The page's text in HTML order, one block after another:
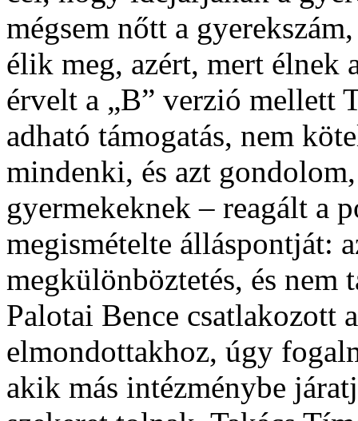
mégsem nőtt a
élik meg, azért, mert élnek
érvelt a „B” verzió mellett
adható támogatás, nem
mindenki, és azt
gyermekeknek – reagált a
megismételte álláspontját:
megkülönböztetés, és nem
Palotai Bence csatlakozott
elmondottakhoz, úgy
akik más intézménybe